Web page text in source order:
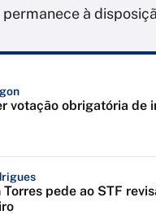
à
votação obrigatória de
pede ao STF